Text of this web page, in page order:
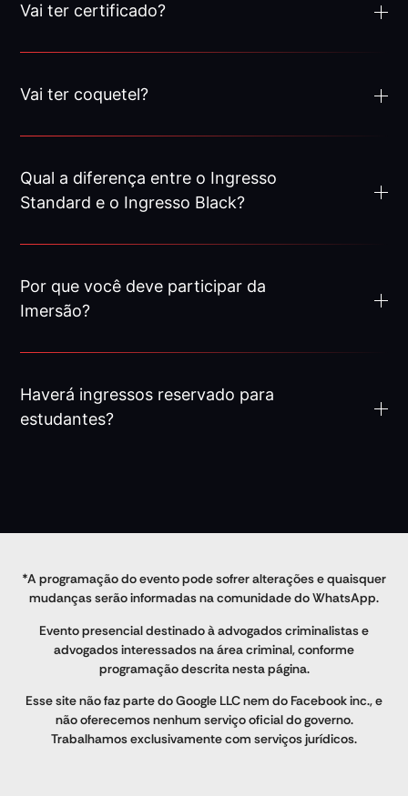
Vai ter certificado?
Vai ter coquetel?
Qual a diferença entre o Ingresso
Standard e o Ingresso Black?
Por que você deve participar da
Imersão?
Haverá ingressos reservado para
estudantes?
*A programação do evento pode sofrer alterações e quaisquer
mudanças serão informadas na comunidade do WhatsApp.
Evento presencial destinado à advogados criminalistas e
advogados interessados na área criminal, conforme
programação descrita nesta página.
Esse site não faz parte do Google LLC nem do Facebook inc., e
não oferecemos nenhum serviço oficial do governo.
Trabalhamos exclusivamente com serviços jurídicos.